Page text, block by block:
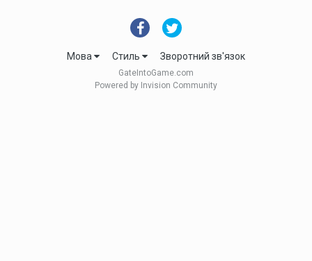
Мова Стиль Зворотний зв'язок
GateIntoGame.com
Powered by Invision Community